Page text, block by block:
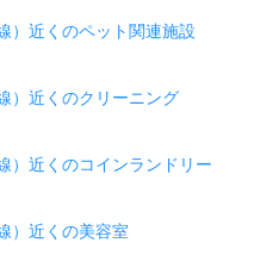
）近くのペット関連施設
）近くのクリーニング
）近くのコインランドリー
）近くの美容室